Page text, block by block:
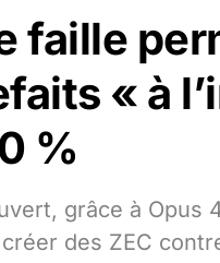
faille
« à
%
grâce à Opus
des ZEC